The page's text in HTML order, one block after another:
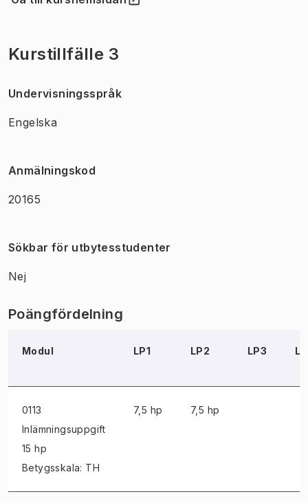
(Öppnas i ny flik)
Kurstillfälle 3
Undervisningsspråk
Engelska
Anmälningskod
20165
Sökbar för utbytesstudenter
Nej
Poängfördelning
Modul LP1 LP2 LP3
0113
Inlämningsuppgift
15 hp
Betygsskala: TH
7,5 hp 7,5 hp